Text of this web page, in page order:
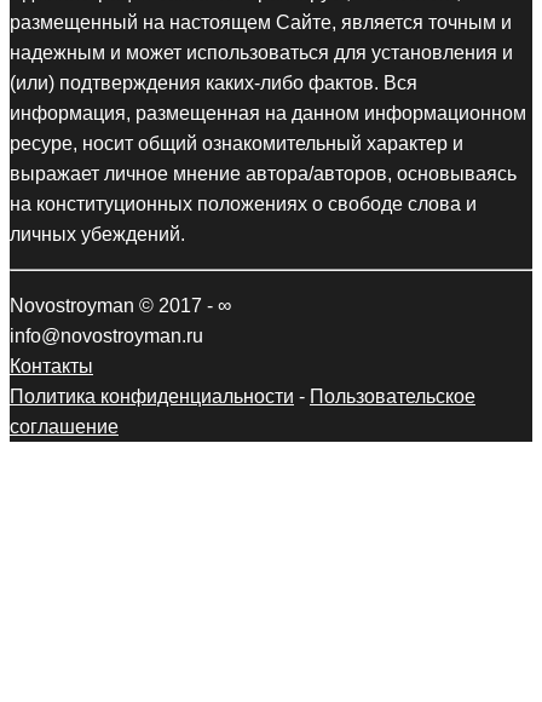
размещенный на настоящем Сайте, является точным и
надежным и может использоваться для установления и
(или) подтверждения каких-либо фактов. Вся
информация, размещенная на данном информационном
ресуре, носит общий ознакомительный характер и
выражает личное мнение автора/авторов, основываясь
на конституционных положениях о свободе слова и
личных убеждений.
Novostroyman © 2017 - ∞
info@novostroyman.ru
Контакты
Политика конфиденциальности - Пользовательское
соглашение